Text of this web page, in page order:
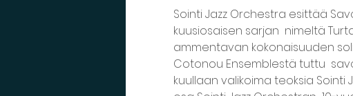
Sointi Jazz Orchestra esittää
kuusiosaisen sarjan  nimeltä
ammentavan kokonaisuuden
Cotonou Ensemblestä tuttu
kuullaan valikoima teoksia Sointi